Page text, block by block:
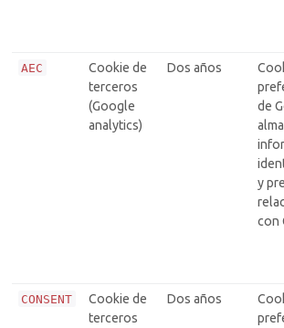
AEC
Cookie de
terceros
(Google
analytics)
Dos años
de
y
con
CONSENT
Cookie de
terceros
Dos años